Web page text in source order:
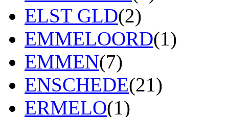
ELST GLD(2)
EMMELOORD(1)
EMMEN(7)
ENSCHEDE(21)
ERMELO(1)